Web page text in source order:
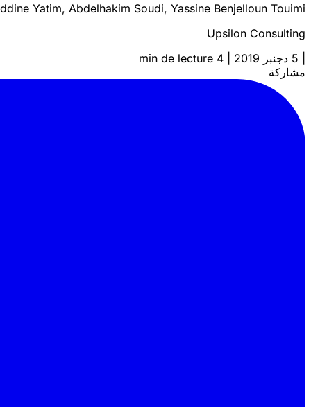
Yatim, Abdelhakim Soudi, Yassine Benjelloun Touimi
Upsilon Consulting
5 دجنبر 2019
4 min de lecture
مشاركة